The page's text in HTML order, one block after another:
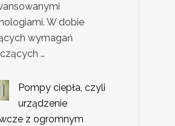
W dobie
wymagań
…
Pompy ciepła, czyli
urządzenie
z ogromnym